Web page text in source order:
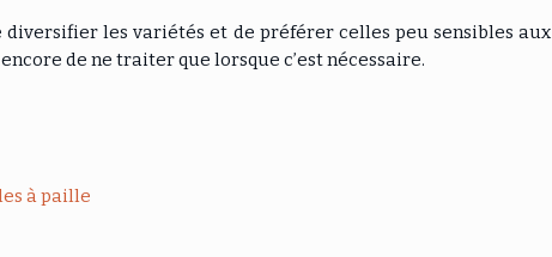
les variétés et de préférer celles peu sensibles aux
de ne traiter que lorsque c’est nécessaire.
à paille